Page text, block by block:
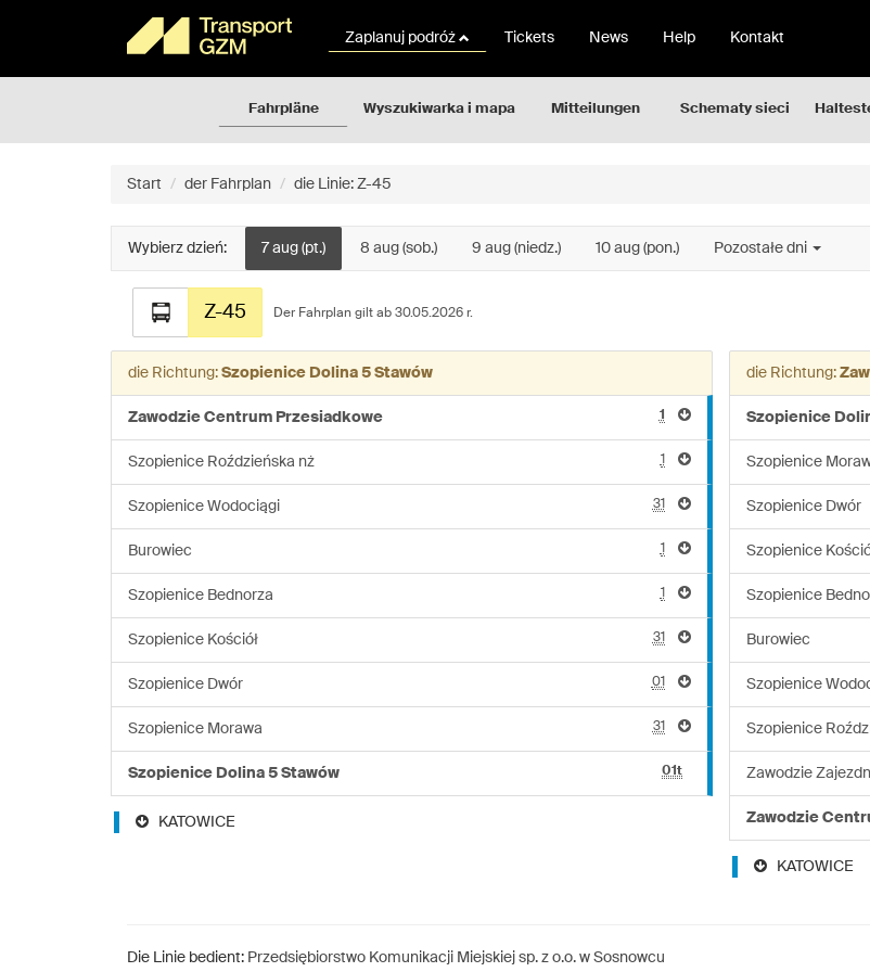
der
Zaplanuj podróż Tickets News Help Kontakt
Fahrpläne Wyszukiwarka i mapa Mitteilungen Schematy sieci
Start der Fahrplan die Linie: Z-45
Wybierz dzień: 7 aug (pt.) 8 aug (sob.) 9 aug (niedz.) 10 aug (pon.) Pozostałe dni
Z-45
für
Linie:
Z-
45
Der Fahrplan gilt ab 30.05.2026 r.
die Richtung: Szopienice Dolina 5 Stawów
Zawodzie Centrum Przesiadkowe 1
Szopienice Roździeńska nż 1
Szopienice Wodociągi 31
Burowiec 1
Szopienice Bednorza 1
Szopienice Kościół 31
Szopienice Dwór 01
Szopienice Morawa 31
Szopienice Dolina 5 Stawów 01t
KATOWICE
die Richtung:
Szopienice
Szopienice
Szopienice Dwór
Szopienice
Szopienice
Burowiec
Szopienice
Szopienice
Zawodzie
Zawodzie
KATOWICE
Die Linie bedient: Przedsiębiorstwo Komunikacji Miejskiej sp. z o.o. w Sosnowcu